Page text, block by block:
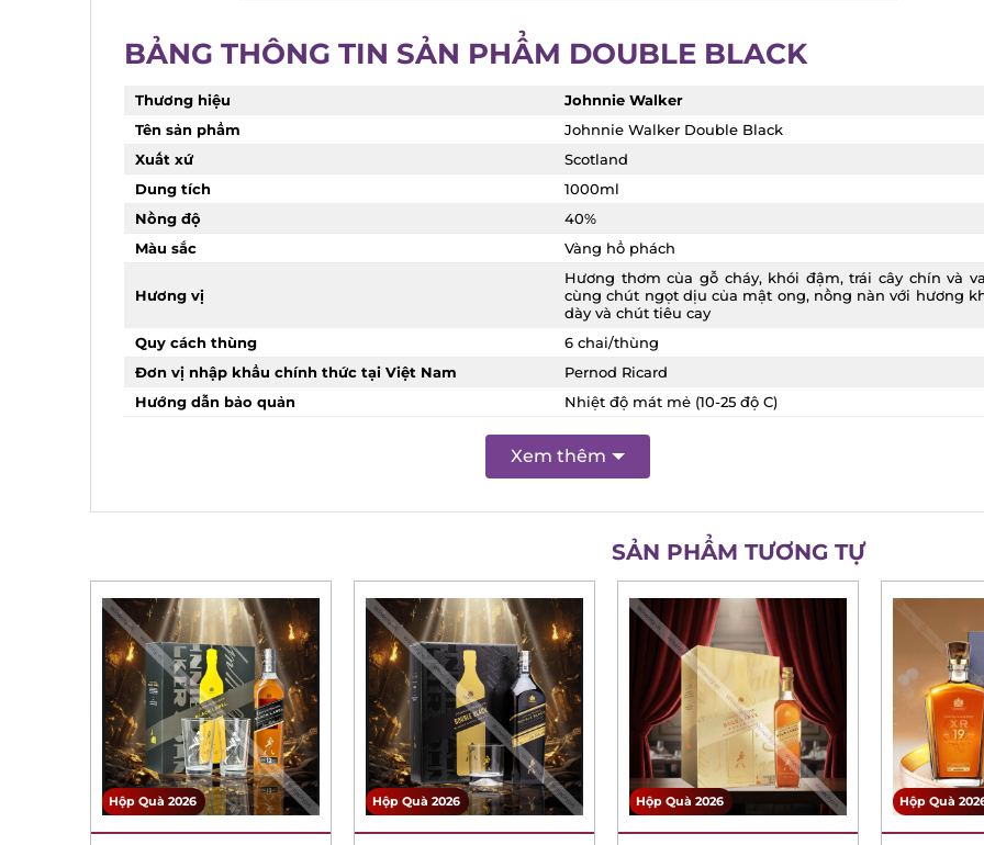
BẢNG THÔNG TIN SẢN PHẨM DOUBLE BLACK
Thương hiệu
Johnnie Walker
Tên sản phẩm
Johnnie Walker Double Black
Xuất xứ
Scotland
Dung tích
1000ml
Nồng độ
40%
Màu sắc
Vàng hổ phách
Hương vị
Hương thơm của gỗ cháy, khói đậm, trái cây chín và
cùng chút ngọt dịu của mật ong, nồng nàn với hương
dày và chút tiêu cay
Quy cách thùng
6 chai/thùng
Đơn vị nhập khẩu chính thức tại Việt Nam
Pernod Ricard
Hướng dẫn bảo quản
Nhiệt độ mát mẻ (10-25 độ C)
Xem thêm
SẢN PHẨM TƯƠNG TỰ
Hộp Quà 2026 Hộp Quà 2026 Hộp Quà 2026 Hộp Quà 2026
X